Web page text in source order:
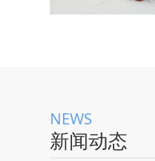
NEWS
新闻动态